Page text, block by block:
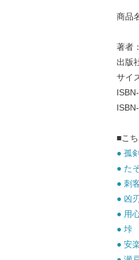
商品
著者
出版
サイ
■こ
● 孤
● た
● 刺
● 凶
● 用
● 垰
● 安